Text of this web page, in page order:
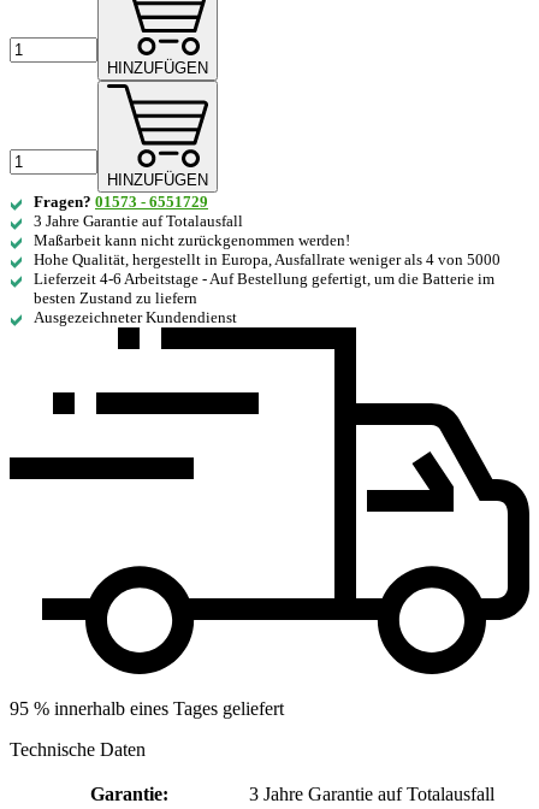
HINZUFÜGEN
HINZUFÜGEN
Fragen? 01573 - 6551729
3 Jahre Garantie auf Totalausfall
Maßarbeit kann nicht zurückgenommen werden!
Hohe Qualität, hergestellt in Europa, Ausfallrate weniger als 4 von 5000
Lieferzeit 4-6 Arbeitstage - Auf Bestellung gefertigt, um die Batterie im
besten Zustand zu liefern
Ausgezeichneter Kundendienst
95 % innerhalb eines Tages geliefert
Technische Daten
Garantie:
3 Jahre Garantie auf Totalausfall